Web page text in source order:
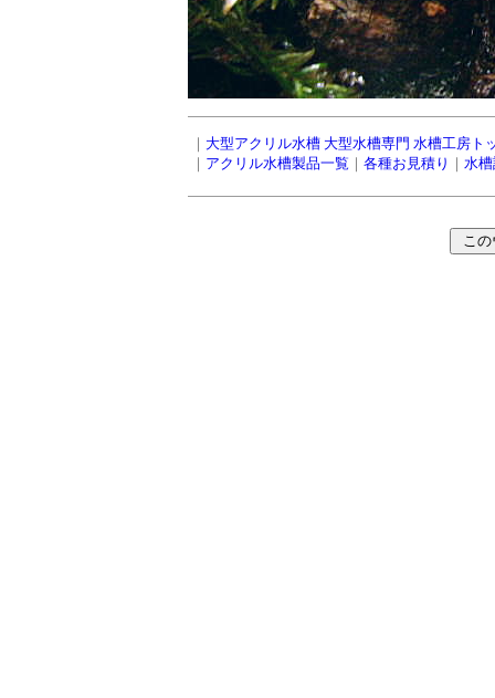
｜ 大型アクリル水槽 大型水槽専門 水槽工房ト
｜ アクリル水槽製品一覧 ｜ 各種お見積り ｜ 水